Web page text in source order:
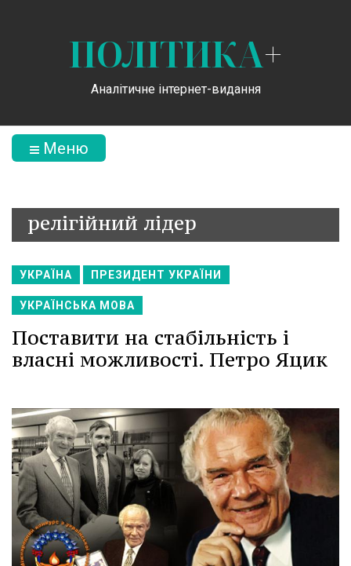
ПОЛІТИКА+
Аналітичне інтернет-видання
Меню
релігійний лідер
УКРАЇНА ПРЕЗИДЕНТ УКРАЇНИ
УКРАЇНСЬКА МОВА
Поставити на стабільність і
власні можливості. Петро Яцик